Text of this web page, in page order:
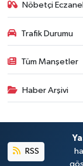
Nöbetçi
Trafik Durumu
Tüm Manşetler
Haber Arşivi
RSS